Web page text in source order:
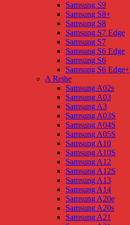
Samsung S9
Samsung S8+
Samsung S8
Samsung S7 Edge
Samsung S7
Samsung S6 Edge
Samsung S6
Samsung S6 Edge+
A Reihe
Samsung A02s
Samsung A03
Samsung A3
Samsung A03S
Samsung A04S
Samsung A05S
Samsung A10
Samsung A10S
Samsung A12
Samsung A12S
Samsung A13
Samsung A14
Samsung A20e
Samsung A20s
Samsung A21